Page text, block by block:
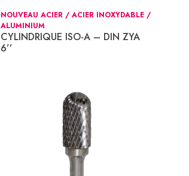
NOUVEAU ACIER / ACIER INOXYDABLE /
ALUMINIUM
CYLINDRIQUE ISO-A – DIN ZYA
6’’